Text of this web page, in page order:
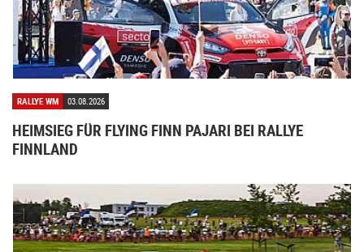
RALLYE WM 03.08.2026
HEIMSIEG FÜR FLYING FINN PAJARI BEI RALLYE
FINNLAND